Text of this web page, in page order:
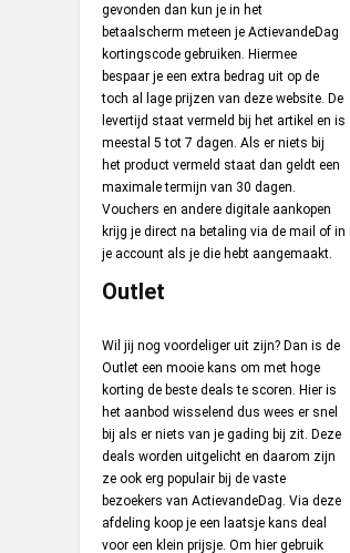
gevonden dan kun je in het
betaalscherm meteen je ActievandeDag
kortingscode gebruiken. Hiermee
bespaar je een extra bedrag uit op de
toch al lage prijzen van deze website. De
levertijd staat vermeld bij het artikel en is
meestal 5 tot 7 dagen. Als er niets bij
het product vermeld staat dan geldt een
maximale termijn van 30 dagen.
Vouchers en andere digitale aankopen
krijg je direct na betaling via de mail of in
je account als je die hebt aangemaakt.
Outlet
Wil jij nog voordeliger uit zijn? Dan is de
Outlet een mooie kans om met hoge
korting de beste deals te scoren. Hier is
het aanbod wisselend dus wees er snel
bij als er niets van je gading bij zit. Deze
deals worden uitgelicht en daarom zijn
ze ook erg populair bij de vaste
bezoekers van ActievandeDag. Via deze
afdeling koop je een laatsje kans deal
voor een klein prijsje. Om hier gebruik